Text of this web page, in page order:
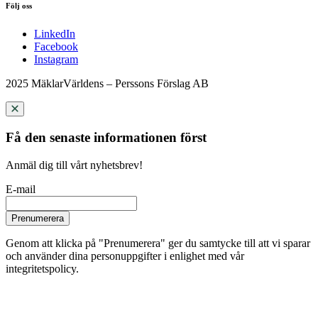
Följ oss
LinkedIn
Facebook
Instagram
2025 MäklarVärldens – Perssons Förslag AB
Få den senaste informationen först
Anmäl dig till vårt nyhetsbrev!
E-mail
Prenumerera
Genom att klicka på "Prenumerera" ger du samtycke till att vi sparar
och använder dina personuppgifter i enlighet med vår
integritetspolicy.